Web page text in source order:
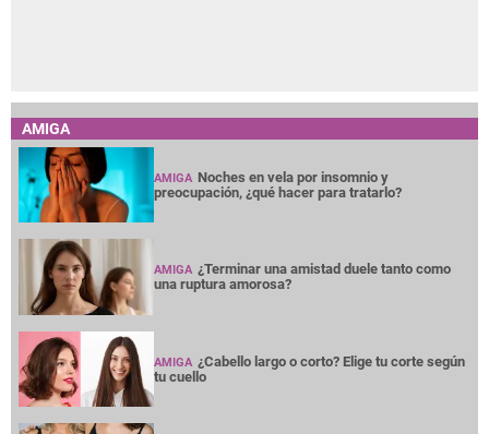
AMIGA
AMIGA Noches en vela por insomnio y
preocupación, ¿qué hacer para tratarlo?
AMIGA ¿Terminar una amistad duele tanto como
una ruptura amorosa?
AMIGA ¿Cabello largo o corto? Elige tu corte según
tu cuello